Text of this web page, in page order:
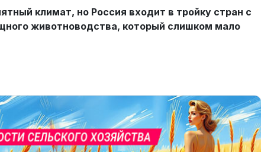
климат, но Россия входит в тройку стран с
животноводства, который слишком мало